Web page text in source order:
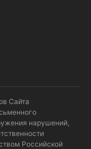
Сайта
нарушений,
Российской